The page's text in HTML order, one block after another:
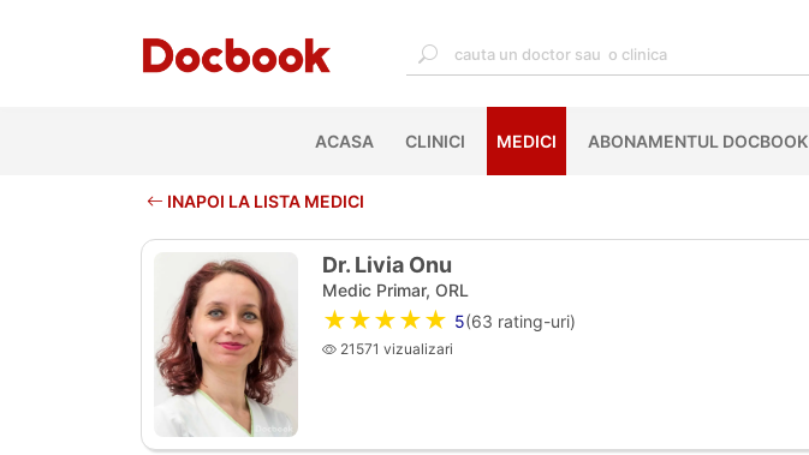
ACASA(CURRENT)
CLINICI MEDICI ABONAMENTUL DOCBOOK
INAPOI LA LISTA MEDICI
Dr. Livia Onu
Medic Primar, ORL
★★★★★ 5(63 rating-uri)
21571 vizualizari